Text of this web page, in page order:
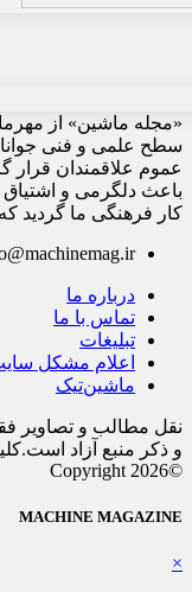
سطح علمی و فنی
عموم علاقمندان قرار
باعث دلگرمی و
کار فرهنگی ما گردید
درباره ما
تماس با ما
تبلیغات
اعلام مشکل
ماشین‌تیک
نقل مطالب و تصاویر
و ذکر منبع آزاد
©Copyright 2026
MACHINE MAGAZINE
×